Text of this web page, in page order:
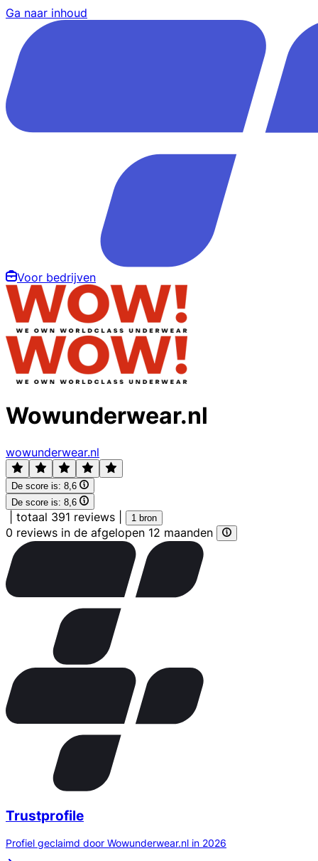
Ga naar inhoud
Voor bedrijven
Wowunderwear.nl
wowunderwear.nl
De score is: 8,6
De score is: 8,6
totaal 391 reviews 1 bron
0 reviews in de afgelopen 12 maanden
Trustprofile
Profiel geclaimd door Wowunderwear.nl in 2026